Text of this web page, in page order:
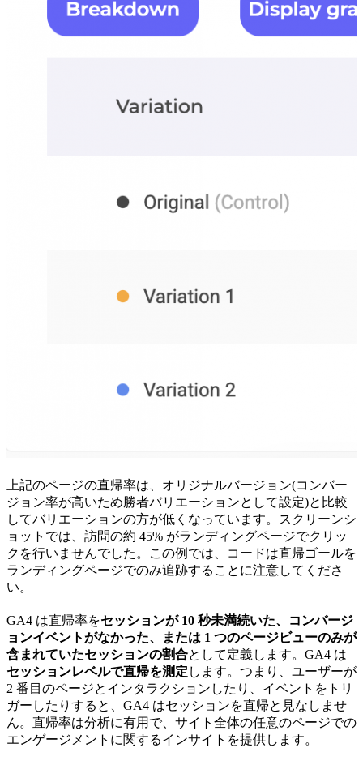
上記のページの直帰率は、オリジナルバージョン(コンバー
ジョン率が高いため勝者バリエーションとして設定)と比較
してバリエーションの方が低くなっています。スクリーンシ
ョットでは、訪問の約 45% がランディングページでクリッ
クを行いませんでした。この例では、コードは直帰ゴールを
ランディングページでのみ追跡することに注意してくださ
い。
GA4 は直帰率をセッションが 10 秒未満続いた、コンバージ
ョンイベントがなかった、または 1 つのページビューのみが
含まれていたセッションの割合として定義します。GA4 は
セッションレベルで直帰を測定 します。つまり、ユーザーが
2 番目のページとインタラクションしたり、イベントをトリ
ガーしたりすると、GA4 はセッションを直帰と見なしませ
ん。直帰率は分析に有用で、サイト全体の任意のページでの
エンゲージメントに関するインサイトを提供します。